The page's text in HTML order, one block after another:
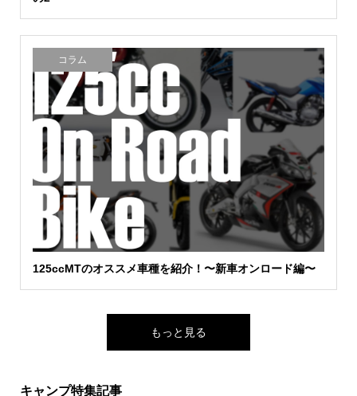
コラム
125ccMTのオススメ車種を紹介！〜新車オンロード編〜
もっと見る
キャンプ特集記事